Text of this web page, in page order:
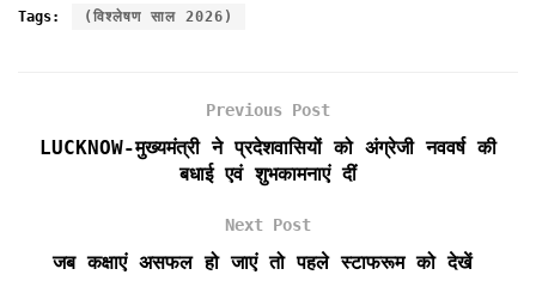
c
k
i
a
a
p
i
i
r
i
e
d
Tags: (विश्लेषण साल 2026)
Previous Post
LUCKNOW-मुख्यमंत्री ने प्रदेशवासियों को अंग्रेजी नववर्ष की
बधाई एवं शुभकामनाएं दीं
Next Post
जब कक्षाएं असफल हो जाएं तो पहले स्टाफरूम को देखें